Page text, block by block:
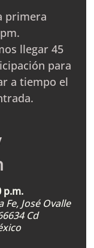
primera
llegar 45
para
a tiempo el
p.m.
Fe, José Ovalle
Cd